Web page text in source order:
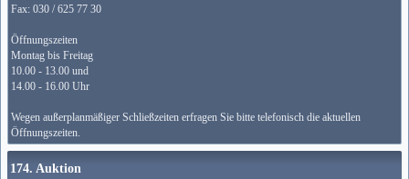
Fax: 030 / 625 77 30
Öffnungszeiten
Montag bis Freitag
10.00 - 13.00 und
14.00 - 16.00 Uhr
Wegen außerplanmäßiger Schließzeiten erfragen Sie bitte telefonisch die aktuellen
Öffnungszeiten.
174. Auktion